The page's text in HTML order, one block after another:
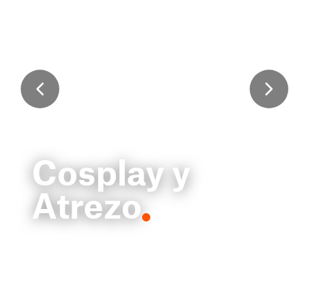
Cosplay y
Atrezo